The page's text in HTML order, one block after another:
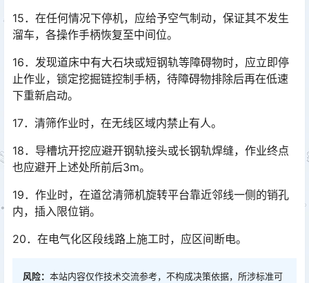
15．在任何情况下停机，应给予空气制动，保证其不发生
溜车，各操作手柄恢复至中间位。
16．发现道床中有大石块或短钢轨等障碍物时，应立即停
止作业，锁定挖掘链控制手柄，待障碍物排除后再在低速
下重新启动。
17．清筛作业时，在无线区域内禁止有人。
18．导槽坑开挖应避开钢轨接头或长钢轨焊缝，作业终点
也应避开上述处所前后3m。
19．作业时，在道岔清筛机旋转平台靠近邻线一侧的销孔
内，插入限位销。
20．在电气化区段线路上施工时，应区间断电。
风险： 本站内容仅作技术交流参考，不构成决策依据，所涉标准可